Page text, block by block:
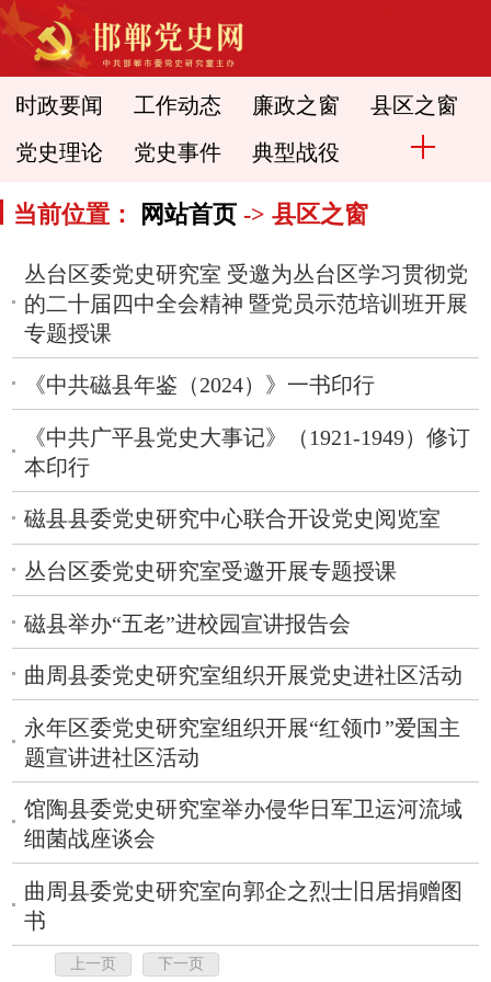
时政要闻 工作动态 廉政之窗 县区之窗
党史理论 党史事件 典型战役
当前位置： 网站首页 -> 县区之窗
丛台区委党史研究室 受邀为丛台区学习贯彻党
的二十届四中全会精神 暨党员示范培训班开展
专题授课
《中共磁县年鉴（2024）》一书印行
《中共广平县党史大事记》（1921-1949）修订
本印行
磁县县委党史研究中心联合开设党史阅览室
丛台区委党史研究室受邀开展专题授课
磁县举办“五老”进校园宣讲报告会
曲周县委党史研究室组织开展党史进社区活动
永年区委党史研究室组织开展“红领巾”爱国主
题宣讲进社区活动
馆陶县委党史研究室举办侵华日军卫运河流域
细菌战座谈会
曲周县委党史研究室向郭企之烈士旧居捐赠图
书
上一页 下一页